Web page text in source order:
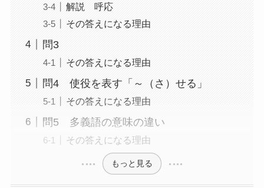
解説 呼応
その答えになる理由
問3
その答えになる理由
問4 使役を表す「～（さ）せる」
その答えになる理由
問5 多義語の意味の違い
その答えになる理由
もっと見る